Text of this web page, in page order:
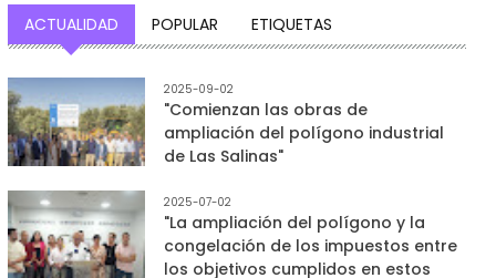
ACTUALIDAD POPULAR ETIQUETAS
2025-09-02
"Comienzan las obras de
ampliación del polígono industrial
de Las Salinas"
2025-07-02
"La ampliación del polígono y la
congelación de los impuestos entre
los objetivos cumplidos en estos